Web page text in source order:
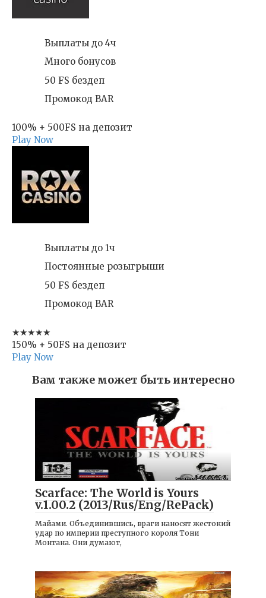
Выплаты до 4ч
Много бонусов
50 FS бездеп
Промокод BAR
100% + 500FS на депозит
Play Now
Выплаты до 1ч
Постоянные розыгрыши
50 FS бездеп
Промокод BAR
★★★★★
150% + 50FS на депозит
Play Now
Вам также может быть интересно
Игры
Scarface: The World is Yours
v.1.00.2 (2013/Rus/Eng/RePack)
Майами. Объединившись, враги наносят жестокий
удар по империи преступного короля Тони
Монтана. Они думают,